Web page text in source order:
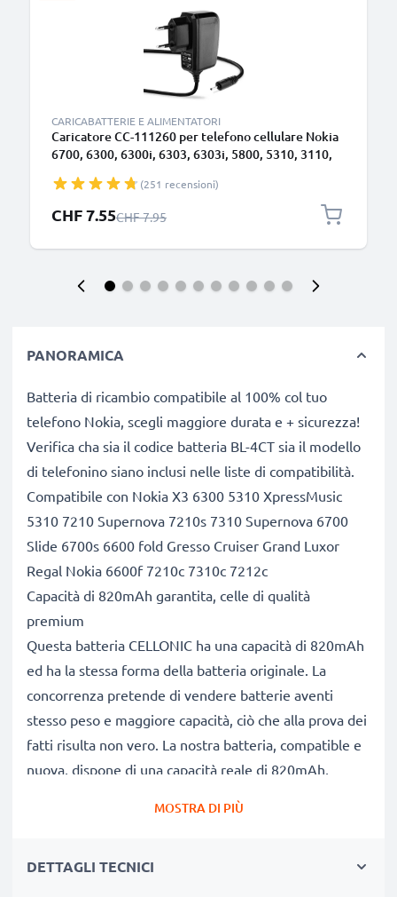
CARICABATTERIE E ALIMENTATORI
Caricatore CC-111260 per telefono cellulare Nokia
6700, 6300, 6300i, 6303, 6303i, 5800, 5310, 3110,
di smartphone per un'alimentazione elettrica 2.5W
0.5A / 500mA efficiente & sicura
(251 recensioni)
Prezzo speciale
CHF 7.55Prezzo normale
CHF 7.95
PANORAMICA
Batteria di ricambio compatibile al 100% col tuo
telefono Nokia, scegli maggiore durata e + sicurezza!
Verifica cha sia il codice batteria BL-4CT sia il modello
di telefonino siano inclusi nelle liste di compatibilità.
Compatibile con Nokia X3 6300 5310 XpressMusic
5310 7210 Supernova 7210s 7310 Supernova 6700
Slide 6700s 6600 fold Gresso Cruiser Grand Luxor
Regal Nokia 6600f 7210c 7310c 7212c
Capacità di 820mAh garantita, celle di qualità
premium
Questa batteria CELLONIC ha una capacità di 820mAh
ed ha la stessa forma della batteria originale. La
concorrenza pretende di vendere batterie aventi
stesso peso e maggiore capacità, ciò che alla prova dei
fatti risulta non vero. La nostra batteria, compatible e
nuova, dispone di una capacità reale di 820mAh,
Le nostre batterie sostitutive forniscono
MOSTRA DI PIÙ
DETTAGLI TECNICI